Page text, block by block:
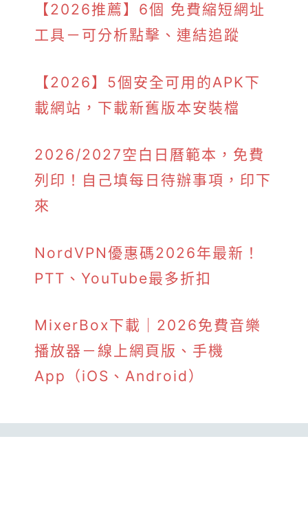
【2026推薦】6個 免費縮短網址
工具－可分析點擊、連結追蹤
【2026】5個安全可用的APK下
載網站，下載新舊版本安裝檔
2026/2027空白日曆範本，免費
列印！自己填每日待辦事項，印下
來
NordVPN優惠碼2026年最新！
PTT、YouTube最多折扣
MixerBox下載｜2026免費音樂
播放器－線上網頁版、手機
App（iOS、Android）